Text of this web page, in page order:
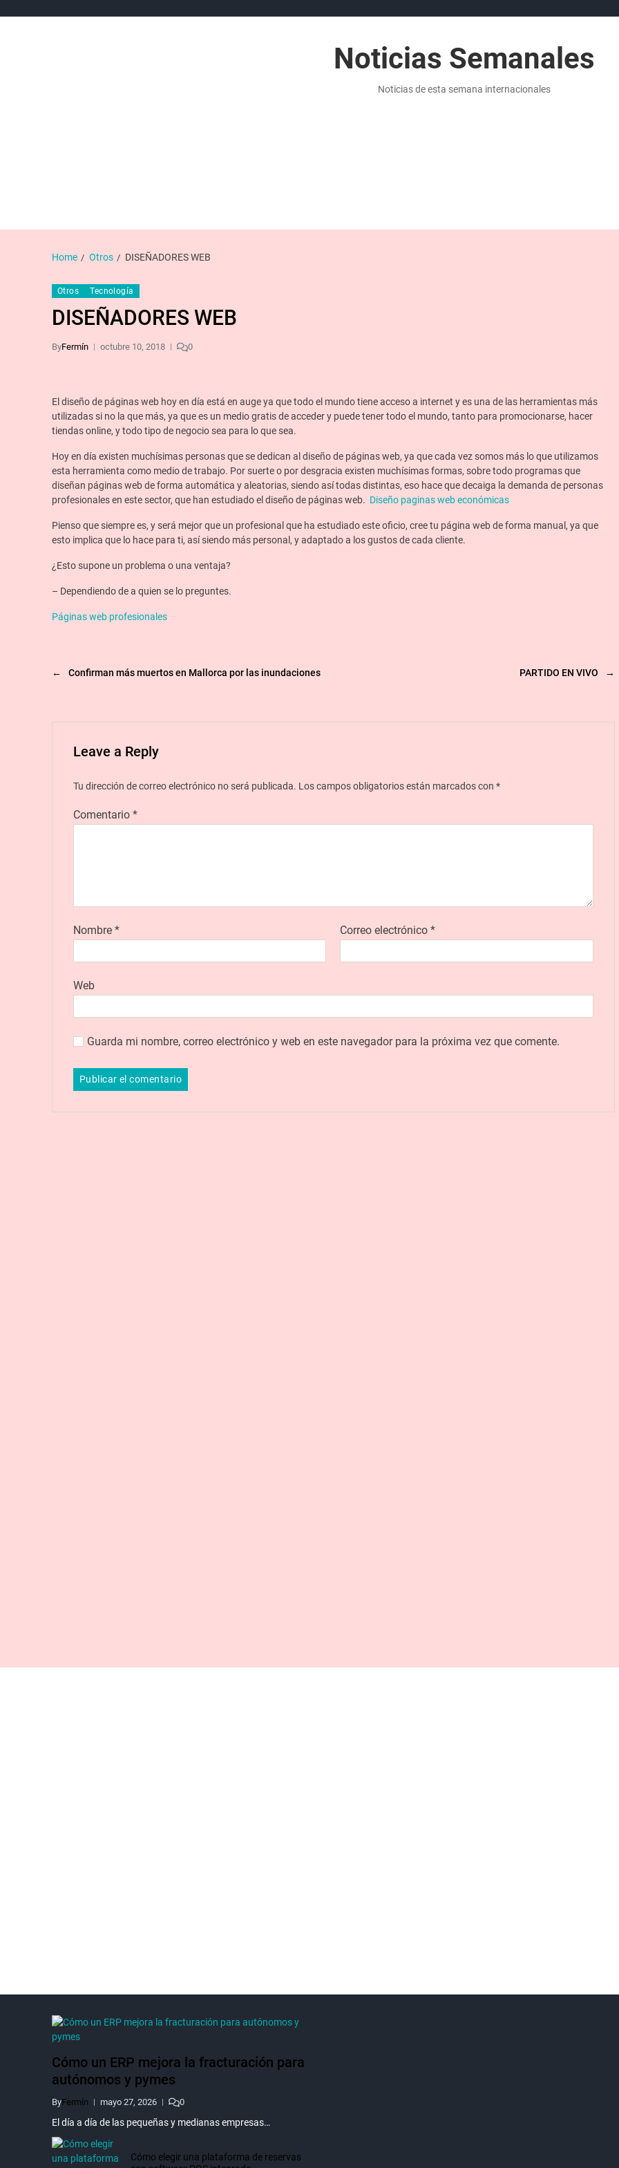
Noticias Semanales
Noticias de esta semana internacionales
Home Otros DISEÑADORES WEB
Otros Tecnología
DISEÑADORES WEB
ByFermín octubre 10, 2018 0
El diseño de páginas web hoy en día está en auge ya que todo el mundo tiene acceso a internet y es una de las herramientas más
utilizadas si no la que más, ya que es un medio gratis de acceder y puede tener todo el mundo, tanto para promocionarse, hacer
tiendas online, y todo tipo de negocio sea para lo que sea.
Hoy en día existen muchísimas personas que se dedican al diseño de páginas web, ya que cada vez somos más lo que utilizamos
esta herramienta como medio de trabajo. Por suerte o por desgracia existen muchísimas formas, sobre todo programas que
diseñan páginas web de forma automática y aleatorias, siendo así todas distintas, eso hace que decaiga la demanda de personas
profesionales en este sector, que han estudiado el diseño de páginas web. Diseño paginas web económicas
Pienso que siempre es, y será mejor que un profesional que ha estudiado este oficio, cree tu página web de forma manual, ya que
esto implica que lo hace para ti, así siendo más personal, y adaptado a los gustos de cada cliente.
¿Esto supone un problema o una ventaja?
– Dependiendo de a quien se lo preguntes.
Páginas web profesionales
← Confirman más muertos en Mallorca por las inundaciones →
PARTIDO EN VIVO
Leave a Reply
Tu dirección de correo electrónico no será publicada. Los campos obligatorios están marcados con *
Comentario *
Nombre * Correo electrónico*
Web
Guarda mi nombre, correo electrónico y web en este navegador para la próxima vez que comente.
Cómo un ERP mejora la fracturación para
autónomos y pymes
ByFermín mayo 27, 2026 0
El día a día de las pequeñas y medianas empresas…
Cómo elegir una plataforma de reservas